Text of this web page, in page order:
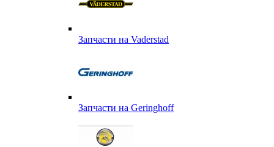
Запчасти на Vaderstad
Запчасти на Geringhoff